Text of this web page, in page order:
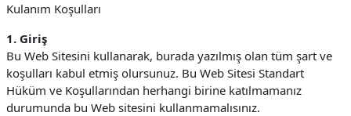
Kulanım Koşulları
1. Giriş
Bu Web Sitesini kullanarak, burada yazılmış olan tüm şart ve
koşulları kabul etmiş olursunuz. Bu Web Sitesi Standart
Hüküm ve Koşullarından herhangi birine katılmamanız
durumunda bu Web sitesini kullanmamalısınız.